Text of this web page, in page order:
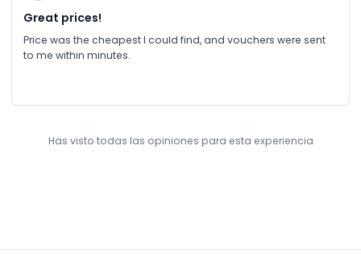
Great prices!
Price was the cheapest I could find, and vouchers were sent
to me within minutes.
Has visto todas las opiniones para esta experiencia